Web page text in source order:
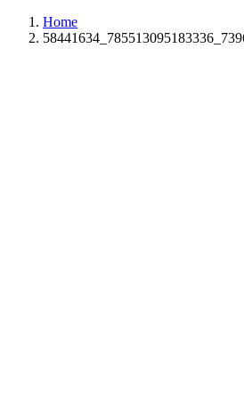
Home